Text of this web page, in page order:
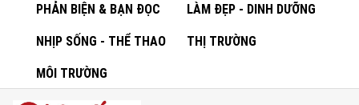
PHẢN BIỆN & BẠN ĐỌC LÀM ĐẸP - DINH DƯỠNG
NHỊP SỐNG - THỂ THAO THỊ TRƯỜNG
MÔI TRƯỜNG